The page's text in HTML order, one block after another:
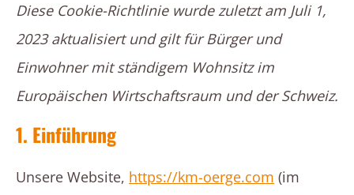
Diese Cookie-Richtlinie wurde zuletzt am Juli 1,
2023 aktualisiert und gilt für Bürger und
Einwohner mit ständigem Wohnsitz im
Europäischen Wirtschaftsraum und der Schweiz.
1. Einführung
Unsere Website, https://km-oerge.com (im